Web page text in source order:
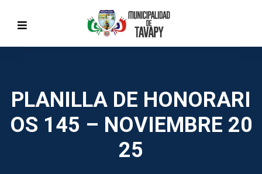
PLANILLA DE HONORARI
OS 145 – NOVIEMBRE 20
25